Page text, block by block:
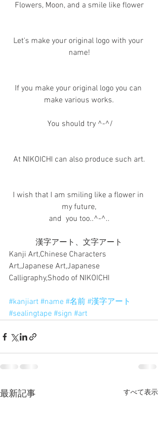
Flowers, Moon, and a smile like flower
Let's make your original logo with your
name!
If you make your original logo you can
make various works.
You should try ^-^/
At NIKOICHI can also produce such art.
I wish that I am smiling like a flower in
my future,
and  you too..^-^..
漢字アート、文字アート
Kanji Art,Chinese Characters
Art,Japanese Art,Japanese
Calligraphy,Shodo of NIKOICHI
#kanjiart #name #名前 #漢字アート
#sealingtape #sign #art
最新記事 すべて表示